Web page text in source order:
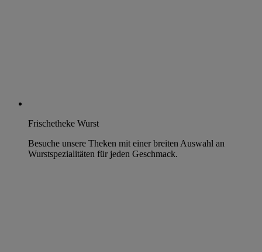
Frischetheke Wurst
Besuche unsere Theken mit einer breiten Auswahl an
Wurstspezialitäten für jeden Geschmack.